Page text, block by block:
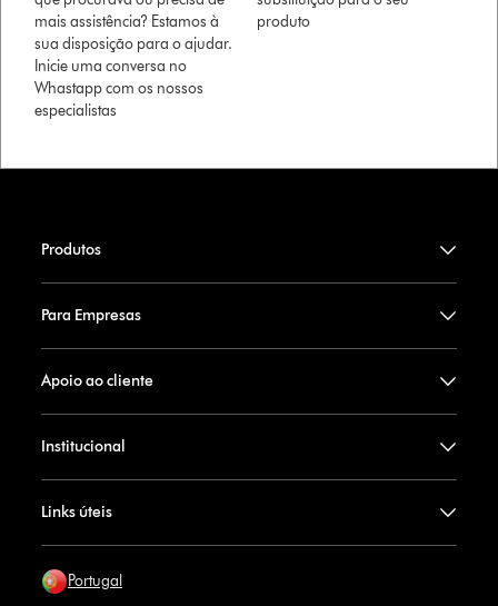
mais assistência? Estamos à
sua disposição para o ajudar.
Inicie uma conversa no
Whastapp com os nossos
especialistas
produto
Produtos
Para Empresas
Apoio ao cliente
Institucional
Links úteis
Portugal